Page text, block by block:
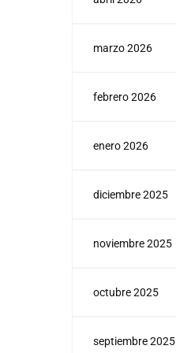
marzo 2026
febrero 2026
enero 2026
diciembre 2025
noviembre 2025
octubre 2025
septiembre 2025